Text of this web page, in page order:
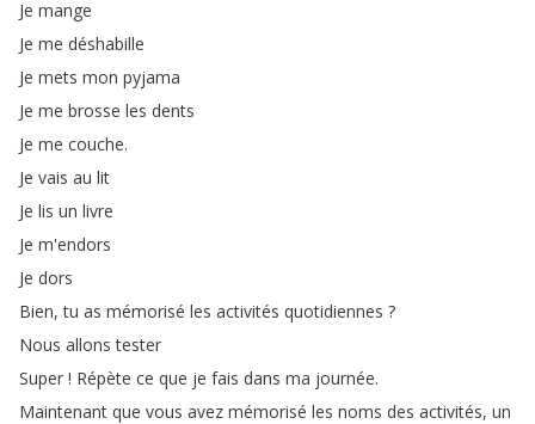
Je mange
Je me déshabille
Je mets mon pyjama
Je me brosse les dents
Je me couche.
Je vais au lit
Je lis un livre
Je m'endors
Je dors
Bien,tu as mémorisé les activités quotidiennes ?
Nous allons tester
Super ! Répète ce que je fais dans ma journée.
Maintenant que vous avez mémorisé les noms des activités, un